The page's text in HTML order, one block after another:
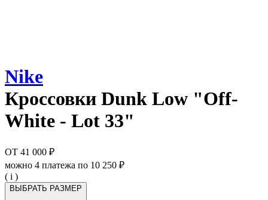
Nike
Кроссовки Dunk Low "Off-
White - Lot 33"
ОТ 41 000 ₽
можно 4 платежа по 10 250 ₽
( i )
ВЫБРАТЬ РАЗМЕР